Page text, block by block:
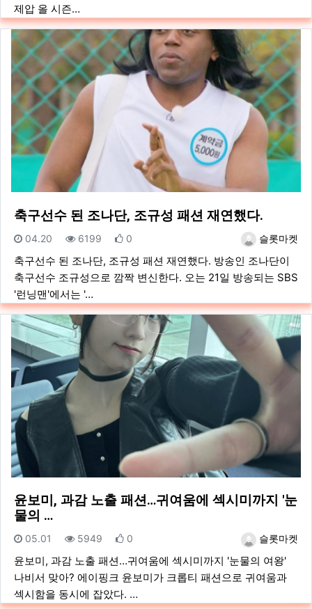
제압 올 시즌…
축구선수 된 조나단, 조규성 패션 재연했다.
등록자슬롯마켓
등록일
04.20 조회
6199 추천
0
축구선수 된 조나단, 조규성 패션 재연했다. 방송인 조나단이
축구선수 조규성으로 깜짝 변신한다. 오는 21일 방송되는 SBS
'런닝맨'에서는 '…
윤보미, 과감 노출 패션…귀여움에 섹시미까지 '눈
물의 …
등록자슬롯마켓
등록일
05.01 조회
5949 추천
0
윤보미, 과감 노출 패션…귀여움에 섹시미까지 '눈물의 여왕'
나비서 맞아? 에이핑크 윤보미가 크롭티 패션으로 귀여움과
섹시함을 동시에 잡았다. …